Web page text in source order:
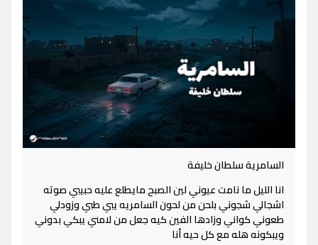
السامرية سلطان خليفة
انا الليل ما نامت عيوني لين الصبح مايطلع عليه حبيبي صوته
اشجالي شجوني بلحن من لحون السامريه يبي طبي وزودلي
طعوني كواني وزادها الفين كيه جعل من لامني يبكي بدوني
ويبكونه هله مع كل حيه أنا